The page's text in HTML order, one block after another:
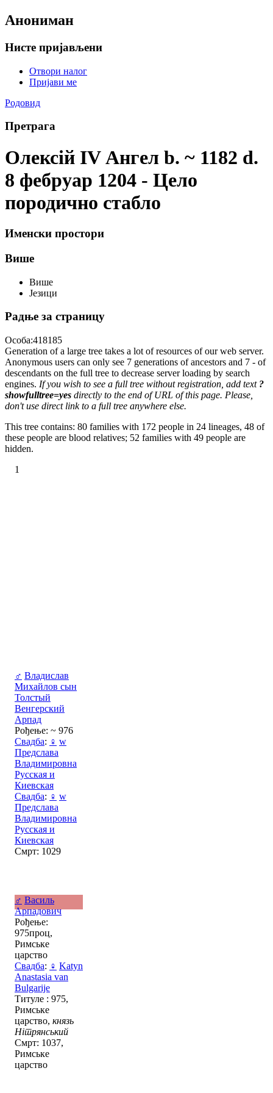
Анониман
Нисте пријављени
Отвори налог
Пријави ме
Родовид
Претрага
Олексій IV Ангел b. ~ 1182 d.
8 фебруар 1204 - Цело
породично стабло
Именски простори
Више
Више
Језици
Радње за страницу
Особа:418185
Generation of a large tree takes a lot of resources of our web server.
Anonymous users can only see 7 generations of ancestors and 7 - of
descendants on the full tree to decrease server loading by search
engines. If you wish to see a full tree without registration, add text ?
showfulltree=yes directly to the end of URL of this page. Please,
don't use direct link to a full tree anywhere else.
This tree contains: 80 families with 172 people in 24 lineages, 48 of
these people are blood relatives; 52 families with 49 people are
hidden.
1
♂ Владислав
Михайлов сын
Толстый
Венгерский
Арпад
Рођење: ~ 976
Свадба: ♀ w
Предслава
Владимировна
Русская и
Киевская
Свадба: ♀ w
Предслава
Владимировна
Русская и
Киевская
Смрт: 1029
♂ Василь
Арпадович
Рођење:
975проц,
Римське
царство
Свадба: ♀ Katyn
Anastasia van
Bulgarije
Титуле : 975,
Римське
царство, князь
Нітрянський
Смрт: 1037,
Римське
царство